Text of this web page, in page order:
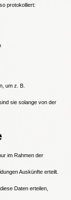
protokolliert:
um z. B.
sie solange von der
im Rahmen der
Auskünfte erteilt.
Daten erteilen,